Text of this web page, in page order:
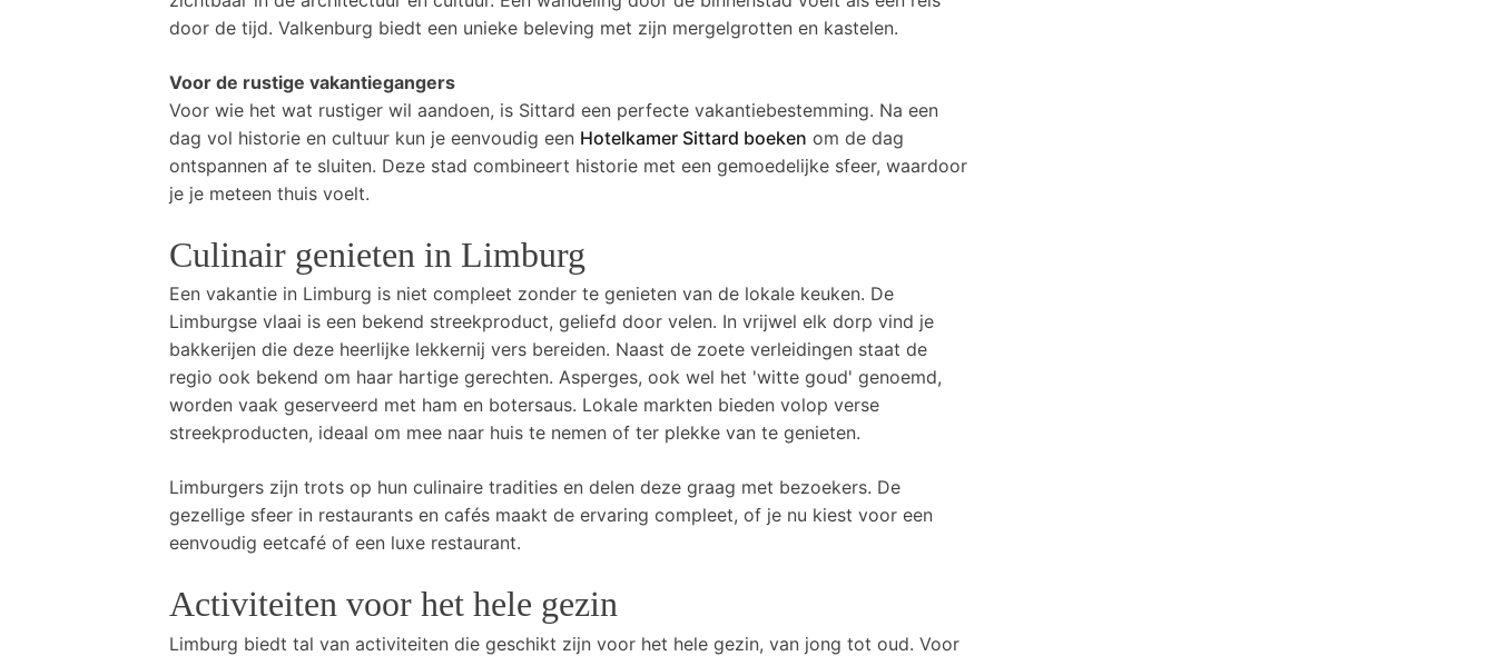
door de tijd. Valkenburg biedt een unieke beleving met zijn mergelgrotten en kastelen.
Voor de rustige vakantiegangers
Voor wie het wat rustiger wil aandoen, is Sittard een perfecte vakantiebestemming. Na een
dag vol historie en cultuur kun je eenvoudig een Hotelkamer Sittard boeken om de dag
ontspannen af te sluiten. Deze stad combineert historie met een gemoedelijke sfeer, waardoor
je je meteen thuis voelt.
Culinair genieten in Limburg
Een vakantie in Limburg is niet compleet zonder te genieten van de lokale keuken. De
Limburgse vlaai is een bekend streekproduct, geliefd door velen. In vrijwel elk dorp vind je
bakkerijen die deze heerlijke lekkernij vers bereiden. Naast de zoete verleidingen staat de
regio ook bekend om haar hartige gerechten. Asperges, ook wel het 'witte goud' genoemd,
worden vaak geserveerd met ham en botersaus. Lokale markten bieden volop verse
streekproducten, ideaal om mee naar huis te nemen of ter plekke van te genieten.
Limburgers zijn trots op hun culinaire tradities en delen deze graag met bezoekers. De
gezellige sfeer in restaurants en cafés maakt de ervaring compleet, of je nu kiest voor een
eenvoudig eetcafé of een luxe restaurant.
Activiteiten voor het hele gezin
Limburg biedt tal van activiteiten die geschikt zijn voor het hele gezin, van jong tot oud. Voor